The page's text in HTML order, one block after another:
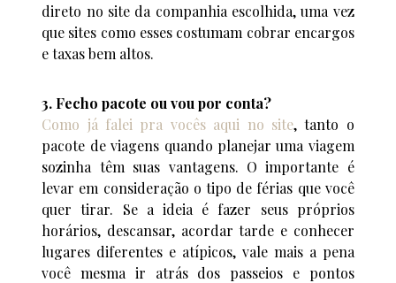
direto no site da companhia escolhida, uma vez
que sites como esses costumam cobrar encargos
e taxas bem altos.
3. Fecho pacote ou vou por conta?
Como já falei pra vocês aqui no site, tanto o
pacote de viagens quando planejar uma viagem
sozinha têm suas vantagens. O importante é
levar em consideração o tipo de férias que você
quer tirar. Se a ideia é fazer seus próprios
horários, descansar, acordar tarde e conhecer
lugares diferentes e atípicos, vale mais a pena
você mesma ir atrás dos passeios e pontos